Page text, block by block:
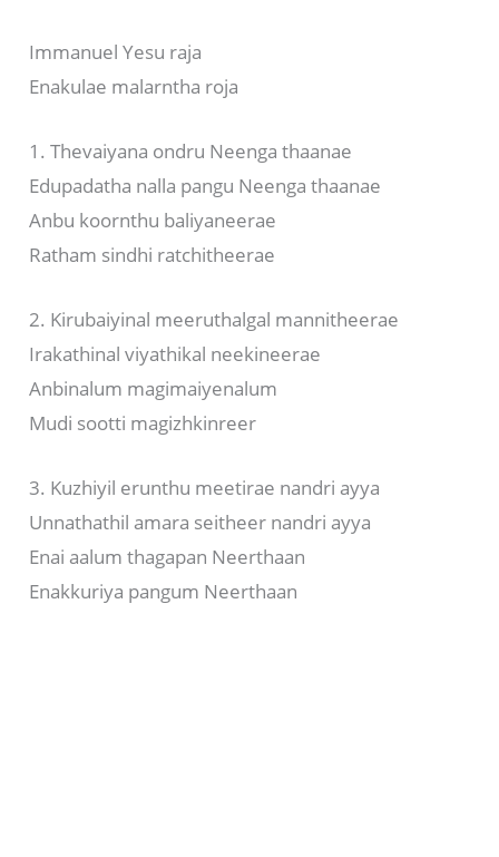
Immanuel Yesu raja
Enakulae malarntha roja
1. Thevaiyana ondru Neenga thaanae
Edupadatha nalla pangu Neenga thaanae
Anbu koornthu baliyaneerae
Ratham sindhi ratchitheerae
2. Kirubaiyinal meeruthalgal mannitheerae
Irakathinal viyathikal neekineerae
Anbinalum magimaiyenalum
Mudi sootti magizhkinreer
3. Kuzhiyil erunthu meetirae nandri ayya
Unnathathil amara seitheer nandri ayya
Enai aalum thagapan Neerthaan
Enakkuriya pangum Neerthaan